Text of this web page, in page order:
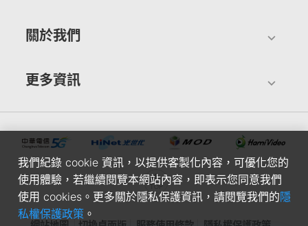
關於我們
更多資訊
我們紀錄 cookie 資訊，以提供客製化內容，可優化您的
使用體驗，若繼續閱覽本網站內容，即表示您同意我們
使用 cookies。更多關於隱私保護資訊，請閱覽我們的隱
私權保護政策。